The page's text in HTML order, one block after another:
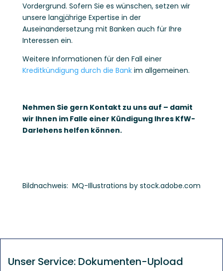
Vordergrund. Sofern Sie es wünschen, setzen wir
unsere langjährige Expertise in der
Auseinandersetzung mit Banken auch für Ihre
Interessen ein.
Weitere Informationen für den Fall einer
Kreditkündigung durch die Bankim allgemeinen.
Nehmen Sie gern Kontakt zu uns auf – damit
wir Ihnen im Falle einer Kündigung Ihres KfW-
Darlehens helfen können.
Bildnachweis: MQ-Illustrations by stock.adobe.com
Unser Service: Dokumenten-Upload